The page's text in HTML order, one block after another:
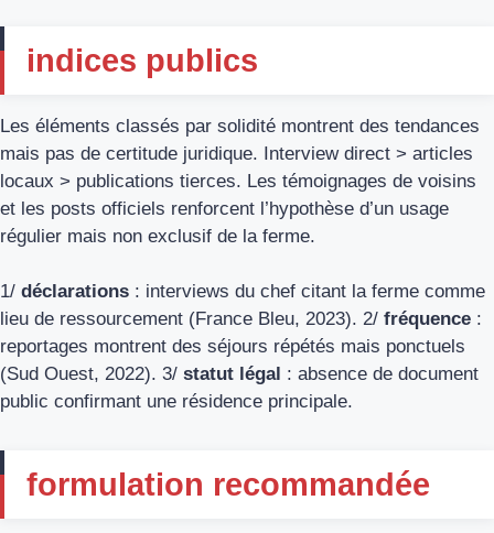
indices publics
Les éléments classés par solidité montrent des tendances
mais pas de certitude juridique. Interview direct > articles
locaux > publications tierces. Les témoignages de voisins
et les posts officiels renforcent l’hypothèse d’un usage
régulier mais non exclusif de la ferme.
1/ déclarations : interviews du chef citant la ferme comme
lieu de ressourcement (France Bleu, 2023). 2/ fréquence :
reportages montrent des séjours répétés mais ponctuels
(Sud Ouest, 2022). 3/ statut légal : absence de document
public confirmant une résidence principale.
formulation recommandée